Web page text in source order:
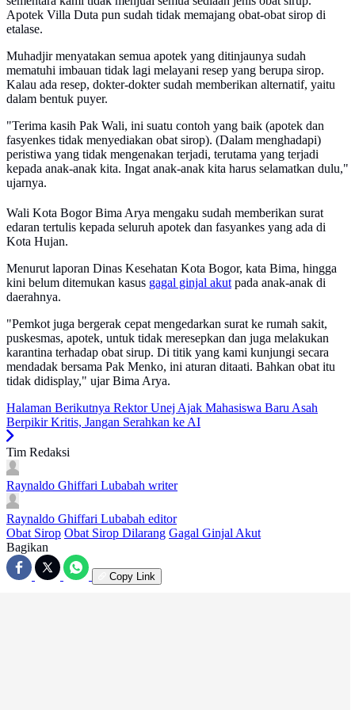
Apotek Villa Duta pun sudah tidak memajang obat-obat sirop di
etalase.
Muhadjir menyatakan semua apotek yang ditinjaunya sudah
mematuhi imbauan tidak lagi melayani resep yang berupa sirop.
Kalau ada resep, dokter-dokter sudah memberikan alternatif, yaitu
dalam bentuk puyer.
"Terima kasih Pak Wali, ini suatu contoh yang baik (apotek dan
fasyenkes tidak menyediakan obat sirop). (Dalam menghadapi)
peristiwa yang tidak mengenakan terjadi, terutama yang terjadi
kepada anak-anak kita. Ingat anak-anak kita harus selamatkan dulu,"
ujarnya.
Wali Kota Bogor Bima Arya mengaku sudah memberikan surat
edaran tertulis kepada seluruh apotek dan fasyankes yang ada di
Kota Hujan.
Menurut laporan Dinas Kesehatan Kota Bogor, kata Bima, hingga
kini belum ditemukan kasus gagal ginjal akut pada anak-anak di
daerahnya.
"Pemkot juga bergerak cepat mengedarkan surat ke rumah sakit,
puskesmas, apotek, untuk tidak meresepkan dan juga melakukan
karantina terhadap obat sirup. Di titik yang kami kunjungi secara
mendadak bersama Pak Menko, ini aturan ditaati. Bahkan obat itu
tidak didisplay," ujar Bima Arya.
Halaman Berikutnya Rektor Unej Ajak Mahasiswa Baru Asah
Berpikir Kritis, Jangan Serahkan ke AI
Tim Redaksi
Raynaldo Ghiffari Lubabah writer
Raynaldo Ghiffari Lubabah editor
Obat Sirop Obat Sirop Dilarang Gagal Ginjal Akut
Bagikan
Copy Link